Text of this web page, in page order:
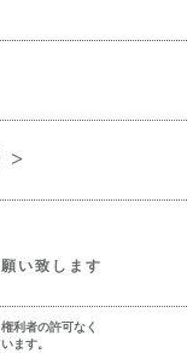
>
い致します
利者の許可なく
ます。